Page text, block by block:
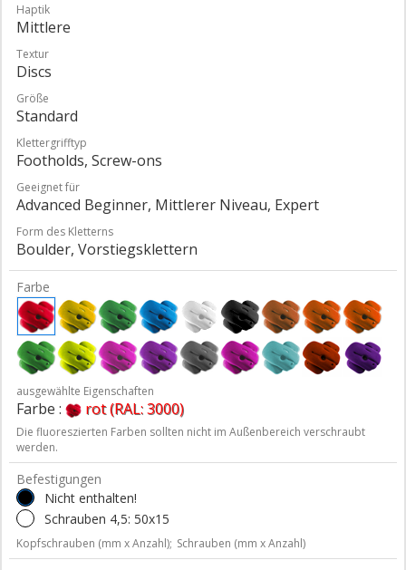
Haptik
Mittlere
Textur
Discs
Größe
Standard
Klettergrifftyp
Footholds, Screw-ons
Geeignet für
Advanced Beginner, Mittlerer Niveau, Expert
Form des Kletterns
Boulder, Vorstiegsklettern
Farbe
ausgewählte Eigenschaften
Farbe : rot (RAL: 3000)
Die fluoreszierten Farben sollten nicht im Außenbereich verschraubt
werden.
Befestigungen
Nicht enthalten!
Schrauben 4,5: 50x15
Kopfschrauben (mm x Anzahl); Schrauben (mm x Anzahl)